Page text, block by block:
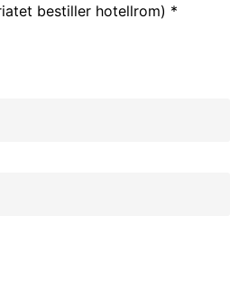
bestiller hotellrom) *